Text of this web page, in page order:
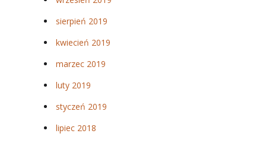
sierpień 2019
kwiecień 2019
marzec 2019
luty 2019
styczeń 2019
lipiec 2018